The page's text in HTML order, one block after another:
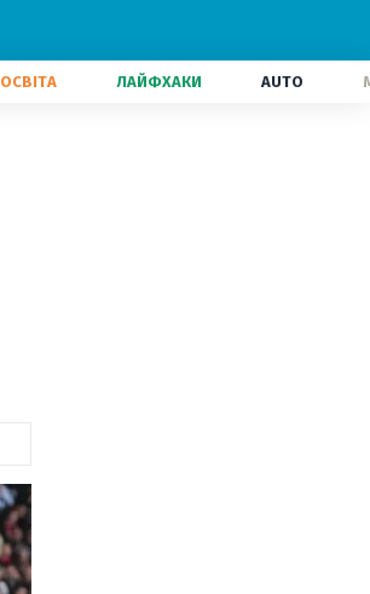
ОСВІТА ЛАЙФХАКИ AUTO